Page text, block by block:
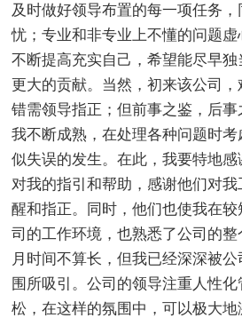
及时做好领导布置的每一项任务
忧；专业和非专业上不懂的问题虚
不断提高充实自己，希望能尽早
更大的贡献。当然，初来该公司
错需领导指正；但前事之鉴，后
我不断成熟，在处理各种问题时
似失误的发生。在此，我要特地
对我的指引和帮助，感谢他们对
醒和指正。同时，他们也使我在
司的工作环境，也熟悉了公司的
月时间不算长，但我已经深深被
围所吸引。公司的领导注重人性
松，在这样的氛围中，可以极大地